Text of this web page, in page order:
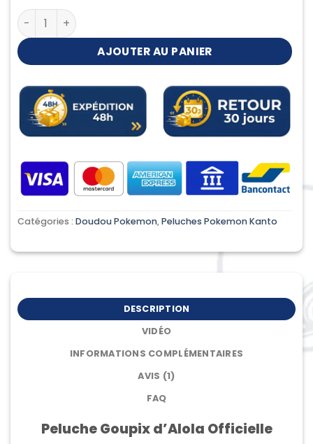
quantité de Peluche Goupix d'Alola
AJOUTER AU PANIER
Catégories : Doudou Pokemon,Peluches Pokemon Kanto
DESCRIPTION
VIDÉO
INFORMATIONS COMPLÉMENTAIRES
AVIS (1)
FAQ
Peluche Goupix d’Alola Officielle